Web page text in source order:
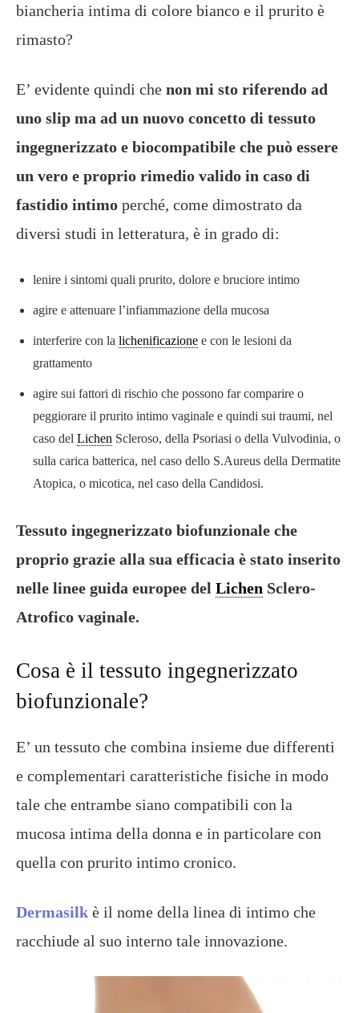
biancheria intima di colore bianco e il prurito è
rimasto?
E’ evidente quindi che non mi sto riferendo ad
uno slip ma ad un nuovo concetto di tessuto
ingegnerizzato e biocompatibile che può essere
un vero e proprio rimedio valido in caso di
fastidio intimo perché, come dimostrato da
diversi studi in letteratura, è in grado di:
lenire i sintomi quali prurito, dolore e bruciore intimo
agire e attenuare l’infiammazione della mucosa
interferire con la lichenificazione e con le lesioni da
grattamento
agire sui fattori di rischio che possono far comparire o
peggiorare il prurito intimo vaginale e quindi sui traumi, nel
caso del Lichen Scleroso, della Psoriasi o della Vulvodinia, o
sulla carica batterica, nel caso dello S.Aureus della Dermatite
Atopica, o micotica, nel caso della Candidosi.
Tessuto ingegnerizzato biofunzionale che
proprio grazie alla sua efficacia è stato inserito
nelle linee guida europee del Lichen Sclero-
Atrofico vaginale.
Cosa è il tessuto ingegnerizzato
biofunzionale?
E’ un tessuto che combina insieme due differenti
e complementari caratteristiche fisiche in modo
tale che entrambe siano compatibili con la
mucosa intima della donna e in particolare con
quella con prurito intimo cronico.
Dermasilk è il nome della linea di intimo che
racchiude al suo interno tale innovazione.